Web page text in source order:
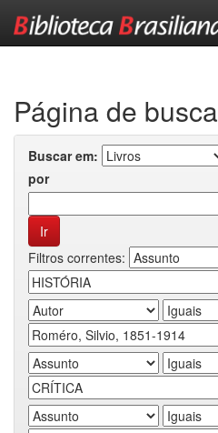
Página de busca
Buscar em:
por
Filtros correntes: